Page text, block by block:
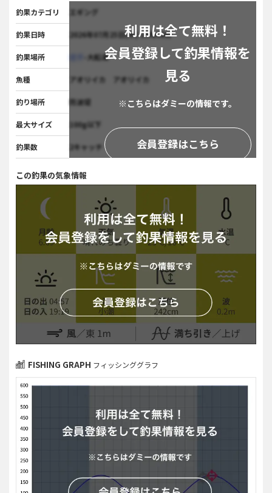
利用は全て無料！
会員登録して釣果情報を
見る
※こちらはダミーの情報です。
会員登録はこちら
釣果カテゴリ エギング
釣果日時 2026年07月25日(木) 15時08分
釣果場所 -大船渡
魚種 アオリイカ アオリイカ
釣り場所 防波堤
最大サイズ 100g以下
釣果数 2キャッチ
この釣果の気象情報
FISHING GRAPH フィッシンググラフ